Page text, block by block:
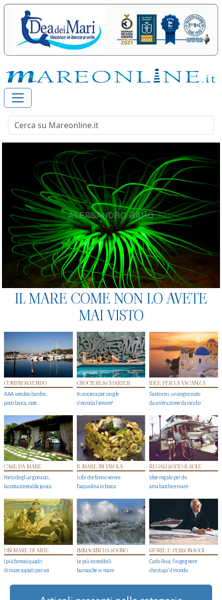
IL MARE COME NON LO AVETE
MAI VISTO
COMPRO&VENDO
AAA vendesi barche,
posti barca, case…
CROCIERE&CHARTER
In crociera per single
s'incrocia l’amore?
IDEE PER LA VACANZA
Santorini, un sogno nato
da un’eruzione da incubo
CASE DA MARE
Porto degli argonauti,
la costa smeralda jonica
IL MARE IN TAVOLA
I cibi che fanno venire
l’acquolina in bocca
REGALI SOTTO IL SOLE
Idee regalo per chi
ama barche e mare
UN MARE DI ARTE
I più famosi quadri
di mare copiati per voi
IMMAGINI DA SOGNO
Le più incredibili
burrasche in mare
STORIE E PERSONAGGI
Carlo Riva, l’ingegnere
che stupi' il mondo